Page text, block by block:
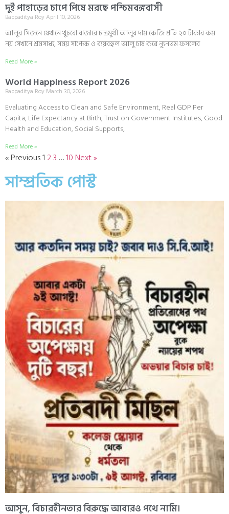
দুই পাহাড়ের চাপে পিষে মরছে পশ্চিমবঙ্গবাসী
Bappaditya RoyApril 10, 2026
আলুর সিজনে যেখানে খুচরো বাজারে চন্দ্রমুখী আলুর দাম কেজি প্রতি ২০ টাকার কম
নয় সেখানে শ্রমসাধ্য, সময় সাপেক্ষ ও ব্যয়বহুল আলু চাষ করে ন্যূনতম ফসলের
Read More »
World Happiness Report 2026
Bappaditya Roy March 30, 2026
Evaluating Access to Clean and Safe Environment, Real GDP Per
Capita, Life Expectancy at Birth, Trust on Government Institutes, Good
Health and Education, Social Supports,
Read More »
« Previous1 23 …10 Next »
সাম্প্রতিক পোস্ট
আসুন, বিচারহীনতার বিরুদ্ধে আবারও পথে নামি।